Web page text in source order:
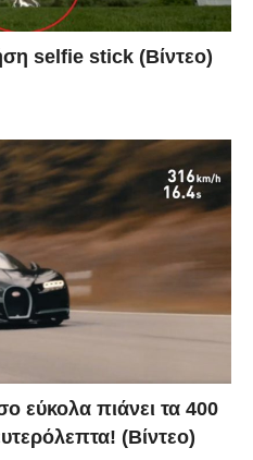
selfie stick (Βίντεο)
εύκολα πιάνει τα 400
(Βίντεο)